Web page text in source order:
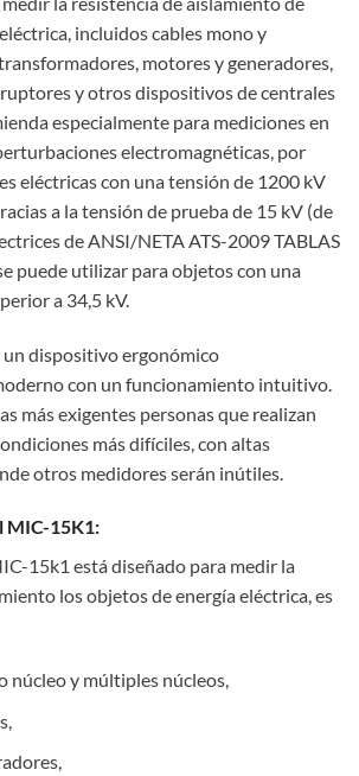
incluidos cables mono y
motores y generadores,
y otros dispositivos de centrales
especialmente para mediciones en
electromagnéticas, por
eléctricas con una tensión de 1200 kV
a la tensión de prueba de 15 kV (de
de ANSI/NETA ATS-2009 TABLAS
puede utilizar para objetos con una
a 34,5 kV.
un dispositivo ergonómico
con un funcionamiento intuitivo.
más exigentes personas que realizan
más difíciles, con altas
otros medidores serán inútiles.
MIC-15K1:
15k1 está diseñado para medir la
los objetos de energía eléctrica, es
núcleo y múltiples núcleos,